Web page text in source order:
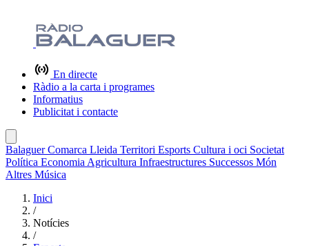
En directe
Ràdio a la carta i programes
Informatius
Publicitat i contacte
BalaguerComarca Lleida Territori Esports Cultura i oci Societat
Política Economia Agricultura Infraestructures Successos Món
Altres Música
Inici
/
Notícies
/